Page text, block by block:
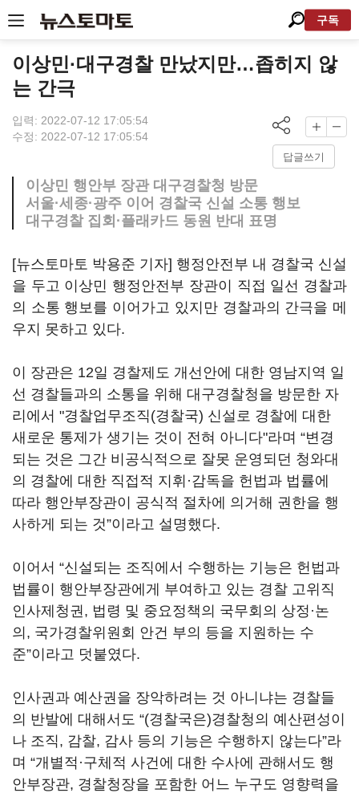
구독
이상민·대구경찰 만났지만…좁히지 않
는 간극
입력: 2022-07-12 17:05:54
수정: 2022-07-12 17:05:54
답글쓰기
이상민 행안부 장관 대구경찰청 방문
서울·세종·광주 이어 경찰국 신설 소통 행보
대구경찰 집회·플래카드 동원 반대 표명
[뉴스토마토 박용준 기자] 행정안전부 내 경찰국 신설
을 두고 이상민 행정안전부 장관이 직접 일선 경찰과
의 소통 행보를 이어가고 있지만 경찰과의 간극을 메
우지 못하고 있다.
이 장관은 12일 경찰제도 개선안에 대한 영남지역 일
선 경찰들과의 소통을 위해 대구경찰청을 방문한 자
리에서 "경찰업무조직(경찰국) 신설로 경찰에 대한
새로운 통제가 생기는 것이 전혀 아니다"라며 “변경
되는 것은 그간 비공식적으로 잘못 운영되던 청와대
의 경찰에 대한 직접적 지휘·감독을 헌법과 법률에
따라 행안부장관이 공식적 절차에 의거해 권한을 행
사하게 되는 것”이라고 설명했다.
이어서 “신설되는 조직에서 수행하는 기능은 헌법과
법률이 행안부장관에게 부여하고 있는 경찰 고위직
인사제청권, 법령 및 중요정책의 국무회의 상정·논
의, 국가경찰위원회 안건 부의 등을 지원하는 수
준”이라고 덧붙였다.
인사권과 예산권을 장악하려는 것 아니냐는 경찰들
의 반발에 대해서도 “(경찰국은)경찰청의 예산편성이
나 조직, 감찰, 감사 등의 기능은 수행하지 않는다”라
며 “개별적·구체적 사건에 대한 수사에 관해서도 행
안부장관, 경찰청장을 포함한 어느 누구도 영향력을